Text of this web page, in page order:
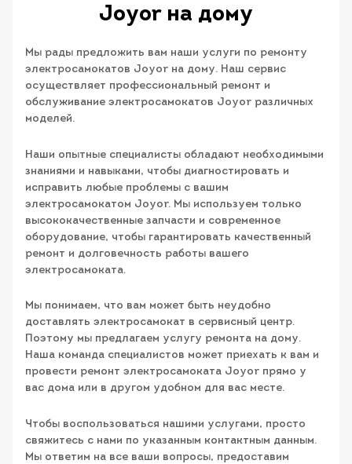
Joyor на дому
Мы рады предложить вам наши услуги по ремонту
электросамокатов Joyor на дому. Наш сервис
осуществляет профессиональный ремонт и
обслуживание электросамокатов Joyor различных
моделей.
Наши опытные специалисты обладают необходимыми
знаниями и навыками, чтобы диагностировать и
исправить любые проблемы с вашим
электросамокатом Joyor. Мы используем только
высококачественные запчасти и современное
оборудование, чтобы гарантировать качественный
ремонт и долговечность работы вашего
электросамоката.
Мы понимаем, что вам может быть неудобно
доставлять электросамокат в сервисный центр.
Поэтому мы предлагаем услугу ремонта на дому.
Наша команда специалистов может приехать к вам и
провести ремонт электросамоката Joyor прямо у
вас дома или в другом удобном для вас месте.
Чтобы воспользоваться нашими услугами, просто
свяжитесь с нами по указанным контактным данным.
Мы ответим на все ваши вопросы, предоставим